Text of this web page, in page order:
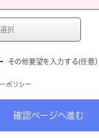
その他要望を入力する(任意）
ポリシー
確認ページへ進む